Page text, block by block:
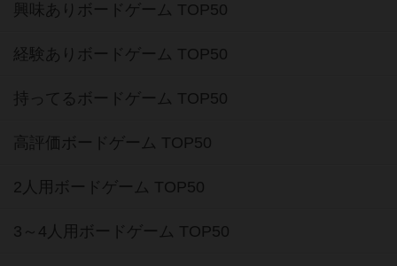
興味ありボードゲーム TOP50
経験ありボードゲーム TOP50
持ってるボードゲーム TOP50
高評価ボードゲーム TOP50
2人用ボードゲーム TOP50
3～4人用ボードゲーム TOP50